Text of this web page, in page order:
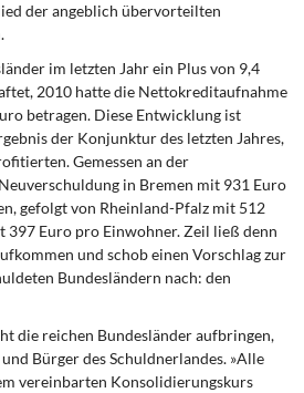
der angeblich übervorteilten
im letzten Jahr ein Plus von 9,4
2010 hatte die Nettokreditaufnahme
betragen. Diese Entwicklung ist
der Konjunktur des letzten Jahres,
Gemessen an der
in Bremen mit 931 Euro
gefolgt von Rheinland-Pfalz mit 512
397 Euro pro Einwohner. Zeil ließ denn
und schob einen Vorschlag zur
Bundesländern nach: den
die reichen Bundesländer aufbringen,
Bürger des Schuldnerlandes. »Alle
vereinbarten Konsolidierungskurs